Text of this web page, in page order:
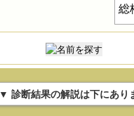
▼ 診断結果の解説は下にあり